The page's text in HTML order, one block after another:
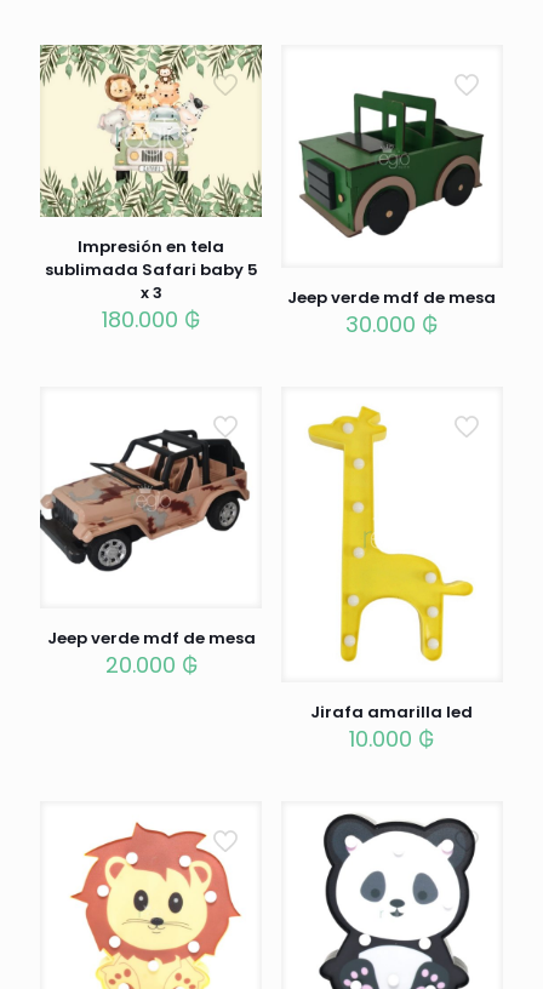
Impresión en tela
sublimada Safari baby 5
x 3
180.000 ₲
Jeep verde mdf de mesa
30.000 ₲
Jeep verde mdf de mesa
20.000 ₲
Jirafa amarilla led
10.000 ₲